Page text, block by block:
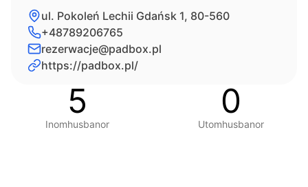
ul. Pokoleń Lechii Gdańsk 1, 80-560
+48789206765
rezerwacje@padbox.pl
https://padbox.pl/
5
Inomhusbanor
0
Utomhusbanor